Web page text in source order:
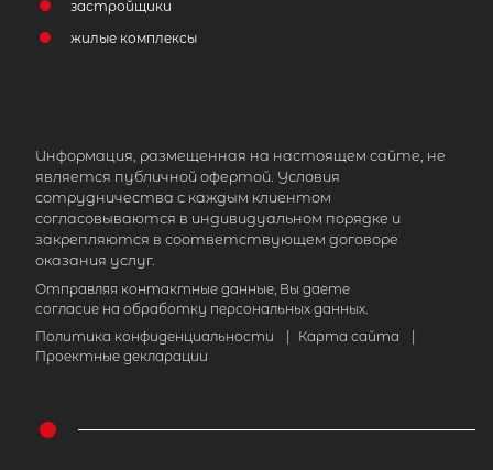
Приозерский район, Плодовское
2 200 000 ₽ продажа
Парнас Приозерский район
Площадь кухни
застройщики
жилые комплексы
Информация, размещенная на настоящем сайте, не
является публичной офертой. Условия
сотрудничества с каждым клиентом
согласовываются в индивидуальном порядке и
закрепляются в соответствующем договоре
оказания услуг.
Отправляя контактные данные, Вы даете
согласие на обработку персональных данных.
Политика конфиденциальности
Карта сайта
Проектные декларации